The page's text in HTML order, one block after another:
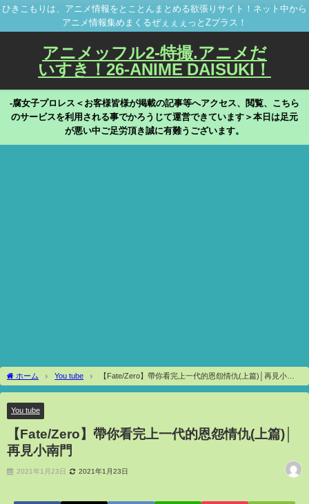
ひきこもりは、アニメ情報をとことんまとめる欲張りサイト！ネット中から
アニメ情報集めまくるぜぇぇぇっとZプラス！
アニメッフル2-特撮.アニメだ
いすき！26-ANIME DAISUKI！
-腐女子プロレス＜お客様皆様が掲載の記事等へアクセス、閲覧、こちら
のサービスを利用される事でかろうじて運営できています＞本日は足元
が悪い中ご足労頂き誠に有難うございます。
ホーム You tube
【Fate/Zero】帶你看完上一代的恩怨情仇(上篇)│再見小南
門
You tube
【Fate/Zero】帶你看完上一代的恩怨情仇(上篇)│
再見小南門
2021年1月23日 2021年1月23日